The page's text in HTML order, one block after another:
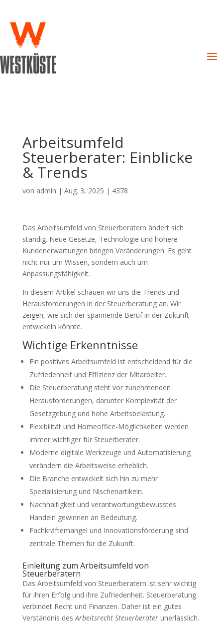
Arbeitsumfeld
Steuerberater: Einblicke
& Trends
von admin | Aug. 3, 2025 | 4378
Das Arbeitsumfeld von Steuerberatern ändert sich
ständig. Neue Gesetze, Technologie und höhere
Kundenerwartungen bringen Veränderungen. Es geht
nicht nur um Wissen, sondern auch um
Anpassungsfähigkeit.
In diesem Artikel schauen wir uns die Trends und
Herausforderungen in der Steuerberatung an. Wir
zeigen, wie sich der spannende Beruf in der Zukunft
entwickeln könnte.
Wichtige Erkenntnisse
Ein positives Arbeitsumfeld ist entscheidend für die
Zufriedenheit und Effizienz der Mitarbeiter.
Die Steuerberatung steht vor zunehmenden
Herausforderungen, darunter Komplexität der
Gesetzgebung und hohe Arbeitsbelastung.
Flexibilität und Homeoffice-Möglichkeiten werden
immer wichtiger für Steuerberater.
Moderne digitale Werkzeuge und Automatisierung
verändern die Arbeitsweise erheblich.
Die Branche entwickelt sich hin zu mehr
Spezialisierung und Nischenartikeln.
Nachhaltigkeit und verantwortungsbewusstes
Handeln gewinnen an Bedeutung.
Fachkräftemangel und Innovationsförderung sind
zentrale Themen für die Zukunft.
Einleitung zum Arbeitsumfeld von
Steuerberatern
Das Arbeitsumfeld von Steuerberatern ist sehr wichtig
für ihren Erfolg und ihre Zufriedenheit. Steuerberatung
verbindet Recht und Finanzen. Daher ist ein gutes
Verständnis desArbeitsrecht Steuerberaterunerlässlich.